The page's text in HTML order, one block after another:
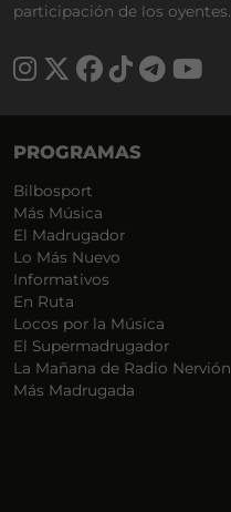
participación de los oyentes.
PROGRAMAS
Bilbosport
Más Música
El Madrugador
Lo Más Nuevo
Informativos
En Ruta
Locos por la Música
El Supermadrugador
La Mañana de Radio Nervión
Más Madrugada